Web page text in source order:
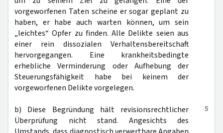
vorgeworfenen Taten scheine er sogar geplant zu
haben, er habe auch warten können, um sein
„leichtes“ Opfer zu finden. Alle Delikte seien aus
einer rein dissozialen Verhaltensbereitschaft
hervorgegangen. Eine krankheitsbedingte
erhebliche Verminderung oder Aufhebung der
Steuerungsfähigkeit habe bei keinem der
vorgeworfenen Delikte vorgelegen.
5
b) Diese Begründung hält revisionsrechtlicher
Überprüfung nicht stand. Angesichts des